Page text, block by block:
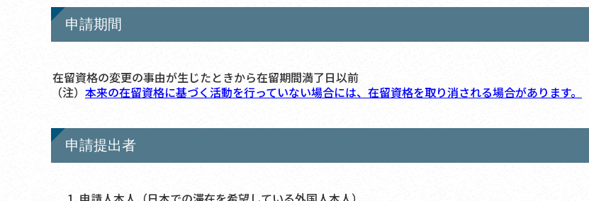
申請期間
在留資格の変更の事由が生じたときから在留期間満了日以前
（注） 本来の在留資格に基づく活動を行っていない場合には、在留資格を取り消される場合があります。
申請提出者